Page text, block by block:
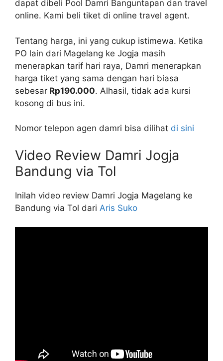
dapat dibeli Pool Damri Banguntapan dan travel
online. Kami beli tiket di online travel agent.
Tentang harga, ini yang cukup istimewa. Ketika
PO lain dari Magelang ke Jogja masih
menerapkan tarif hari raya, Damri menerapkan
harga tiket yang sama dengan hari biasa
sebesar Rp190.000. Alhasil, tidak ada kursi
kosong di bus ini.
Nomor telepon agen damri bisa dilihat di sini
Video Review Damri Jogja
Bandung via Tol
Inilah video review Damri Jogja Magelang ke
Bandung via Tol dari Aris Suko